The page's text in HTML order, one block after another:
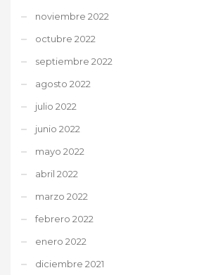
noviembre 2022
octubre 2022
septiembre 2022
agosto 2022
julio 2022
junio 2022
mayo 2022
abril 2022
marzo 2022
febrero 2022
enero 2022
diciembre 2021